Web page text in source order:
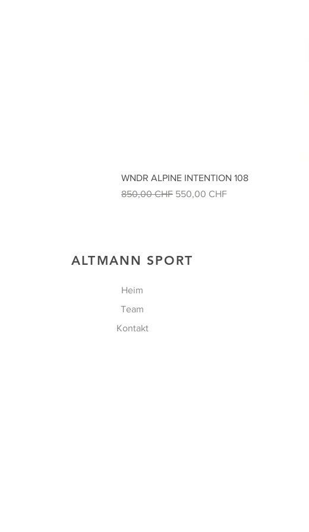
WNDR ALPINE INTENTION 108
Standardpreis
850,00 CHF Sale-Preis
550,00 CHF
ALTMANN SPORT
Heim
Team
Kontakt